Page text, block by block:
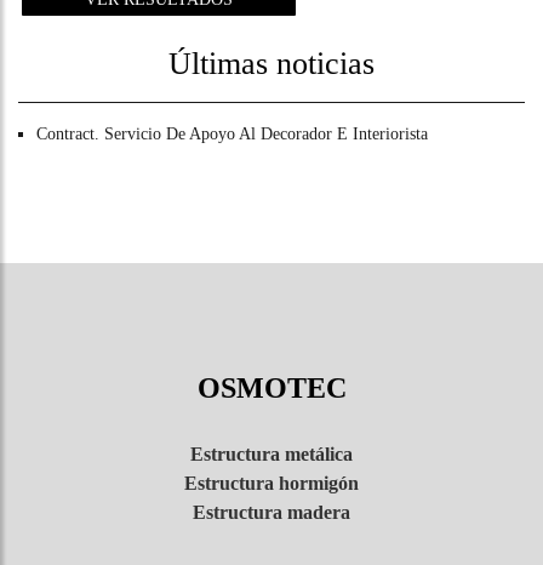
Últimas noticias
Contract. Servicio De Apoyo Al Decorador E Interiorista
OSMOTEC
Estructura metálica
Estructura hormigón
Estructura madera